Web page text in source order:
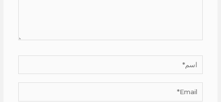
اسم*
Email*